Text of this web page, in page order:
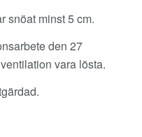
snöat minst 5 cm.
den 27
vara lösta.